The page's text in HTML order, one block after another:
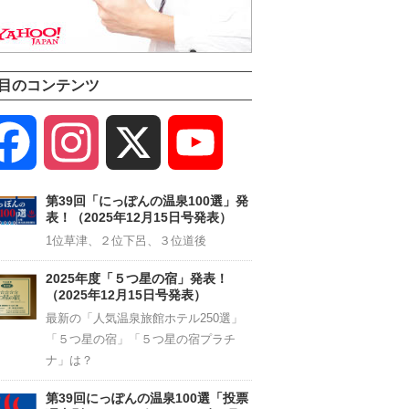
のコンテンツ
Facebook Instagram
Channel
第39回「にっぽんの温泉100選」発
表！（2025年12月15日号発表）
1位草津、２位下呂、３位道後
2025年度「５つ星の宿」発表！
（2025年12月15日号発表）
最新の「人気温泉旅館ホテル250選」
「５つ星の宿」「５つ星の宿プラチ
ナ」は？
第39回にっぽんの温泉100選「投票